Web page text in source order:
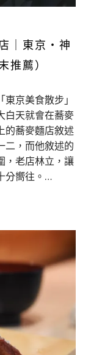
｜東京・神
推薦）
京美食散步」
白天就會在蕎麥
的蕎麥麵店敘述
二，而他敘述的
，老店林立，讓
分嚮往。…